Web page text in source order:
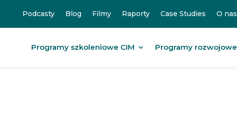
Podcasty Blog Filmy Raporty Case Studies O nas
Programy szkoleniowe CIM Programy rozwojowe